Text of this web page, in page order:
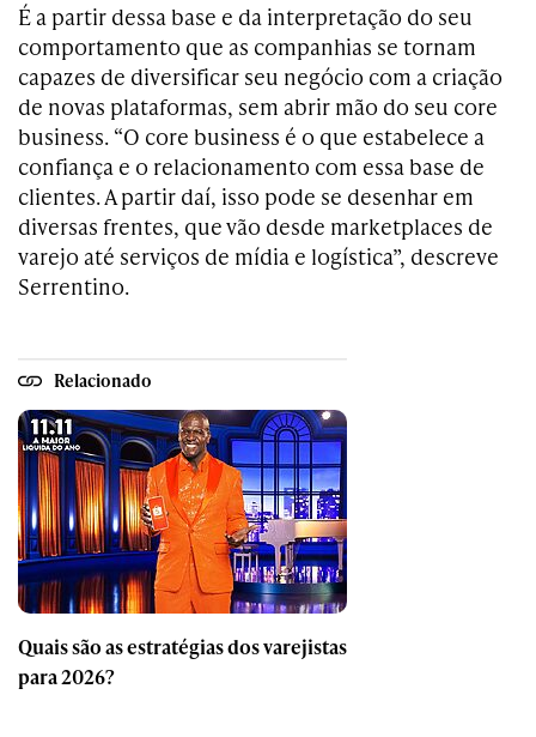
É a partir dessa base e da interpretação do seu
comportamento que as companhias se tornam
capazes de diversificar seu negócio com a criação
de novas plataformas, sem abrir mão do seu core
business. “O core business é o que estabelece a
confiança e o relacionamento com essa base de
clientes. A partir daí, isso pode se desenhar em
diversas frentes, que vão desde marketplaces de
varejo até serviços de mídia e logística”, descreve
Serrentino.
Relacionado
Quais são as estratégias dos varejistas
para 2026?